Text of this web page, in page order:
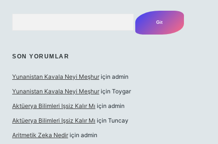
SON YORUMLAR
Yunanistan Kavala Neyi Meşhur için admin
Yunanistan Kavala Neyi Meşhur için Toygar
Aktüerya Bilimleri Işsiz Kalır Mı için admin
Aktüerya Bilimleri Işsiz Kalır Mı için Tuncay
Aritmetik Zeka Nedir için admin